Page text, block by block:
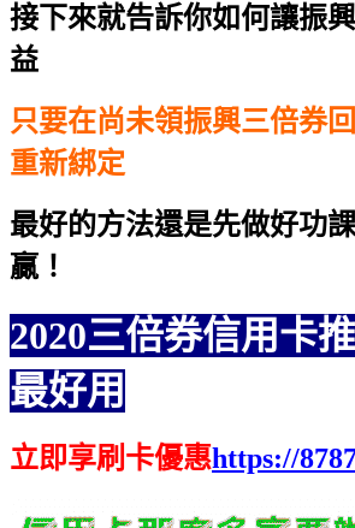
接下來就告訴你如何讓振
益
只要在尚未領振興三倍券
重新綁定
最好的方法還是先做好功
贏！
2020三倍券信用卡
最好用
立即享刷卡優惠https://